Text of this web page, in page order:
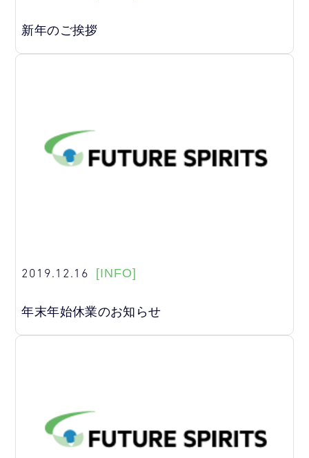
新年のご挨拶
2019.12.16 [INFO]
年末年始休業のお知らせ